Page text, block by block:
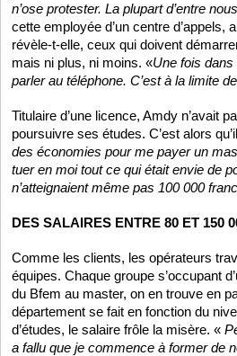
n’ose protester. La plupart d’entre
cette employée d’un centre
révèle-t-elle, ceux qui doivent
mais ni plus, ni moins. «Une fois dans
parler au téléphone. C’est à la limite
Titulaire d’une licence, Amdy n’avait
poursuivre ses études. C’est alors
des économies pour me payer un
tuer en moi tout ce qui était envie de
n’atteignaient même pas 100 000
DES SALAIRES ENTRE 80 ET 150
Comme les clients, les opérateurs
équipes. Chaque groupe s’occupant
du Bfem au master, on en trouve en
département se fait en fonction du
d’études, le salaire frôle la misère. «
a fallu que je commence à former de